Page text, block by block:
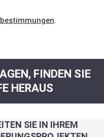
.
FINDEN SIE
HERAUS
SIE IN IHREM